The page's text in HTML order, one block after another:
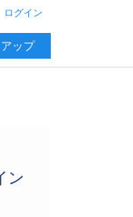
ログイン
ップ
ン